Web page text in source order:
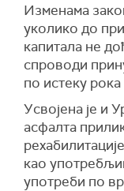
Изменама
уколико до
капитала не
спроводи
по истеку
Усвојена је и
асфалта
као
употреби по